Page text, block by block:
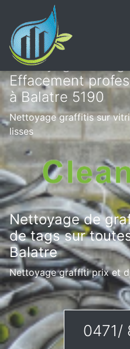
Nettoyage de
Effacement
à Balatre 5190
Nettoyage graffitis sur
lisses
Nettoyage de
de tags sur
Balatre
Nettoyage graffiti prix et
0471/